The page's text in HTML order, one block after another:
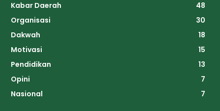
Kabar Daerah
48
Organisasi
30
Dakwah
18
Motivasi
15
Pendidikan
13
Opini
7
Nasional
7